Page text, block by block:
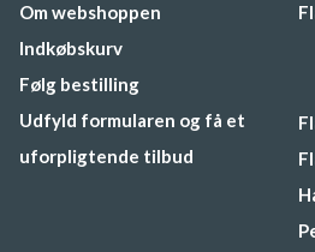
Om webshoppen
Indkøbskurv
Følg bestilling
Udfyld formularen og få et
uforpligtende tilbud